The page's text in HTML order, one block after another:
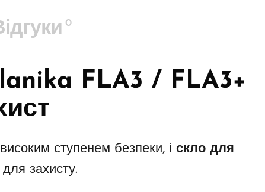
0
FLA3 / FLA3+
ступенем безпеки, і скло для
захисту.